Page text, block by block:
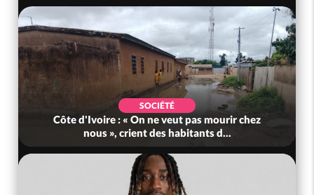
SOCIÉTÉ
Côte d'Ivoire : « On ne veut pas mourir chez
nous », crient des habitants d...